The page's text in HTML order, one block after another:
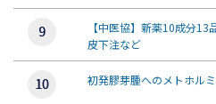
【中医協】新薬10成分
皮下注など
初発膠芽腫へのメトホル